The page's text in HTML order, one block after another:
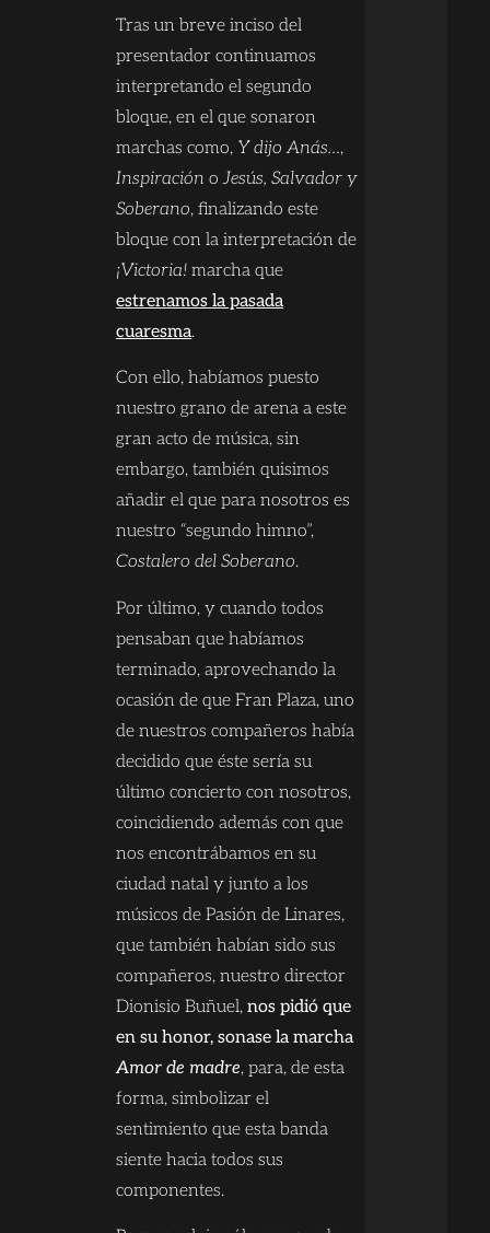
Tras un breve inciso del
presentador continuamos
interpretando el segundo
bloque, en el que sonaron
marchas como, Y dijo Anás…,
Inspiración oJesús, Salvador y
Soberano, finalizando este
bloque con la interpretación de
¡Victoria! marcha que
estrenamos la pasada
cuaresma.
Con ello, habíamos puesto
nuestro grano de arena a este
gran acto de música, sin
embargo, también quisimos
añadir el que para nosotros es
nuestro “segundo himno”,
Costalero del Soberano.
Por último, y cuando todos
pensaban que habíamos
terminado, aprovechando la
ocasión de que Fran Plaza, uno
de nuestros compañeros había
decidido que éste sería su
último concierto con nosotros,
coincidiendo además con que
nos encontrábamos en su
ciudad natal y junto a los
músicos de Pasión de Linares,
que también habían sido sus
compañeros, nuestro director
Dionisio Buñuel,nos pidió que
en su honor, sonase la marcha
Amor de madre, para, de esta
forma, simbolizar el
sentimiento que esta banda
siente hacia todos sus
componentes.